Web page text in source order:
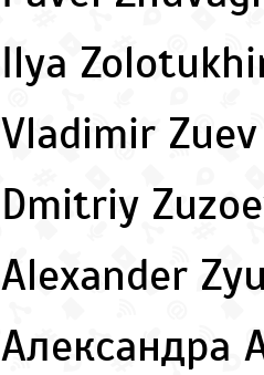
Ilya
Vladimir
Dmitriy
Alexander
Александра